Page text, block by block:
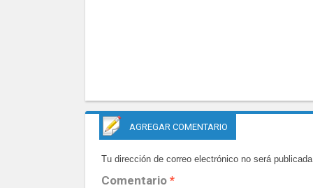
AGREGAR COMENTARIO
Tu dirección de correo electrónico no será
Comentario *